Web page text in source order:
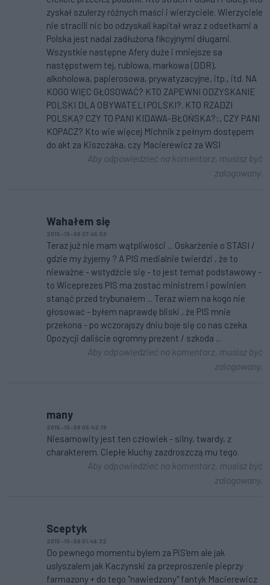
zyskał szulerzy różnych maści i wierzyciele. Wierzyciele
nie stracili nic bo odzyskali kapitał wraz z odsetkami a
Polska jest nadal zadłużona fikcyjnymi długami.
Wszystkie następne Afery duże i mniejsze sa
następstwem tej, rublowa, markowa (DDR),
alkoholowa, papierosowa, prywatyzacyjne, itp., itd. NA
KOGO WIĘC GŁOSOWAĆ? KTO ZAPEWNI ODZYSKANIE
POLSKI DLA OBYWATELI POLSKI?. KTO RZADZI
POLSKĄ? CZY TO PANI KIDAWA-BŁOŃSKA?:, CZY PANI
KOPACZ? Kto wie więcej Michnik z pełnym dostępem
do akt za Kiszczaka, czy Macierewicz za WSI
Aby odpowiedzieć na komentarz, musisz być
zalogowany.
Wahałem się
2015-10-08 07:45:59
Teraz już nie mam wątpliwości ... Oskarżenie o STASI /
gdzie my żyjemy ? A PIS medialnie twierdzi , że to
nieważne - wstydźcie się - to jest temat podstawowy -
to Wiceprezes PIS ma zostać ministrem i powinien
stanąć przed trybunałem ... Teraz wiem na kogo nie
głosować - byłem naprawdę bliski , że PIS mnie
przekona - po wczorajszy dniu boje się co nas czeka.
Opozycji daliście ogromny prezent / szkoda ...
Aby odpowiedzieć na komentarz, musisz być
zalogowany.
many
2015-10-08 06:42:19
Niesamowity jest ten człowiek - silny, twardy, z
charakterem. Ciepłe kluchy zazdroszczą mu tego.
Aby odpowiedzieć na komentarz, musisz być
zalogowany.
Sceptyk
2015-10-08 01:48:32
Do pewnego momentu bylem za PiS'em ale jak
uslyszalem jak Kaczynski za przeproszenie pieprzy
farmazony + do tego "nawiedzony" fantyk Macierewicz